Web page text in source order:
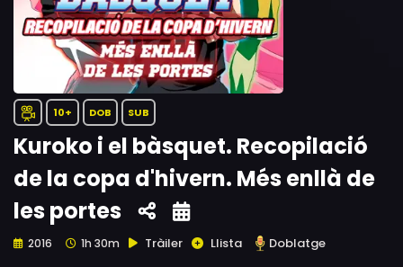
10+ DOB SUB
Kuroko i el bàsquet. Recopilació
de la copa d'hivern. Més enllà de
les portes
2016 1h 30m Tràiler Llista Doblatge